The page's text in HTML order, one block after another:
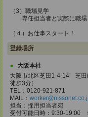
（3）職場見学
専任担当者と実際に職場
（４）お仕事スタート！
登録場所
大阪本社
大阪市北区芝田1-4-14 芝田
徒歩3分）
TEL：0120-921-871
MAIL：
担当：採用担当者宛
受付可能日時：9:30-